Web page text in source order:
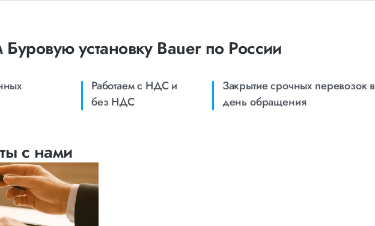
установку Bauer по России
Работаем с НДС и
без НДС
Закрытие срочных перевозок в
день обращения
с нами